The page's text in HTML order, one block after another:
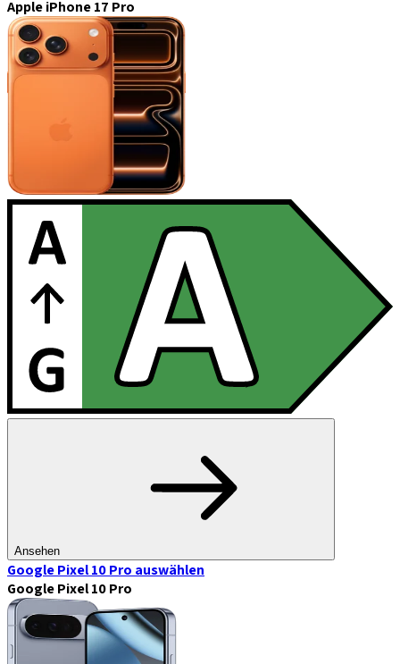
Apple iPhone 17 Pro
Ansehen
Google Pixel 10 Pro auswählen
Google Pixel 10 Pro